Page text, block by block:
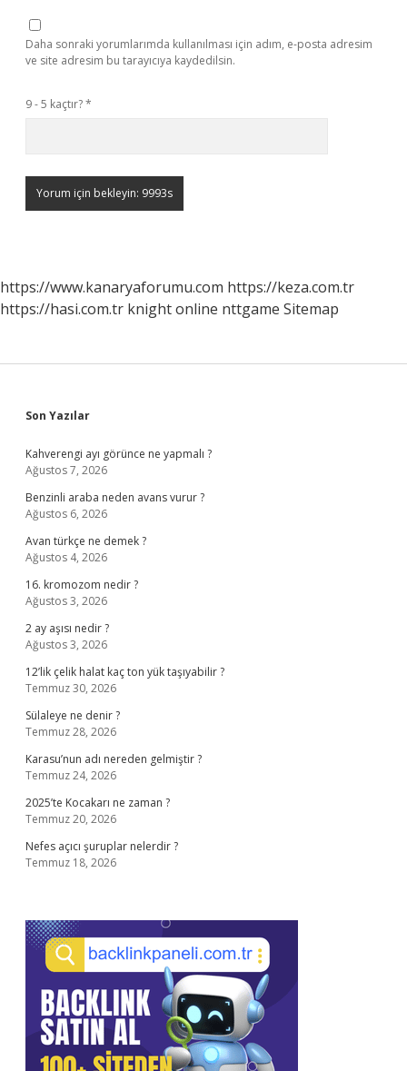
Daha sonraki yorumlarımda kullanılması için adım, e-posta adresim
ve site adresim bu tarayıcıya kaydedilsin.
9 - 5 kaçtır?*
https://www.kanaryaforumu.com https://keza.com.tr
https://hasi.com.tr knight online nttgame Sitemap
Sidebar
Son Yazılar
Kahverengi ayı görünce ne yapmalı ?
Ağustos 7, 2026
Benzinli araba neden avans vurur ?
Ağustos 6, 2026
Avan türkçe ne demek ?
Ağustos 4, 2026
16. kromozom nedir ?
Ağustos 3, 2026
2 ay aşısı nedir ?
Ağustos 3, 2026
12’lik çelik halat kaç ton yük taşıyabilir ?
Temmuz 30, 2026
Sülaleye ne denir ?
Temmuz 28, 2026
Karasu’nun adı nereden gelmiştir ?
Temmuz 24, 2026
2025’te Kocakarı ne zaman ?
Temmuz 20, 2026
Nefes açıcı şuruplar nelerdir ?
Temmuz 18, 2026